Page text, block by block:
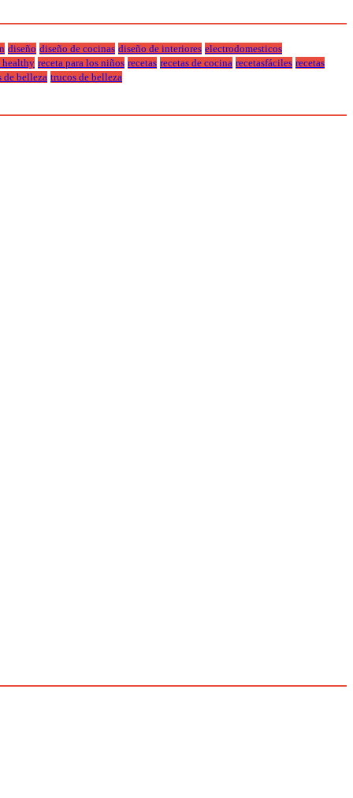
diseño diseño de cocinas diseño de interiores electrodomesticos
healthy receta para los niños recetas recetas de cocina recetasfáciles recetas
de belleza trucos de belleza